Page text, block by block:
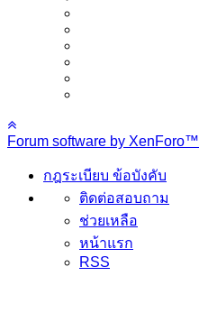
Forum software by XenForo™
กฎระเบียบ ข้อบังคับ
ติดต่อสอบถาม
ช่วยเหลือ
หน้าแรก
RSS